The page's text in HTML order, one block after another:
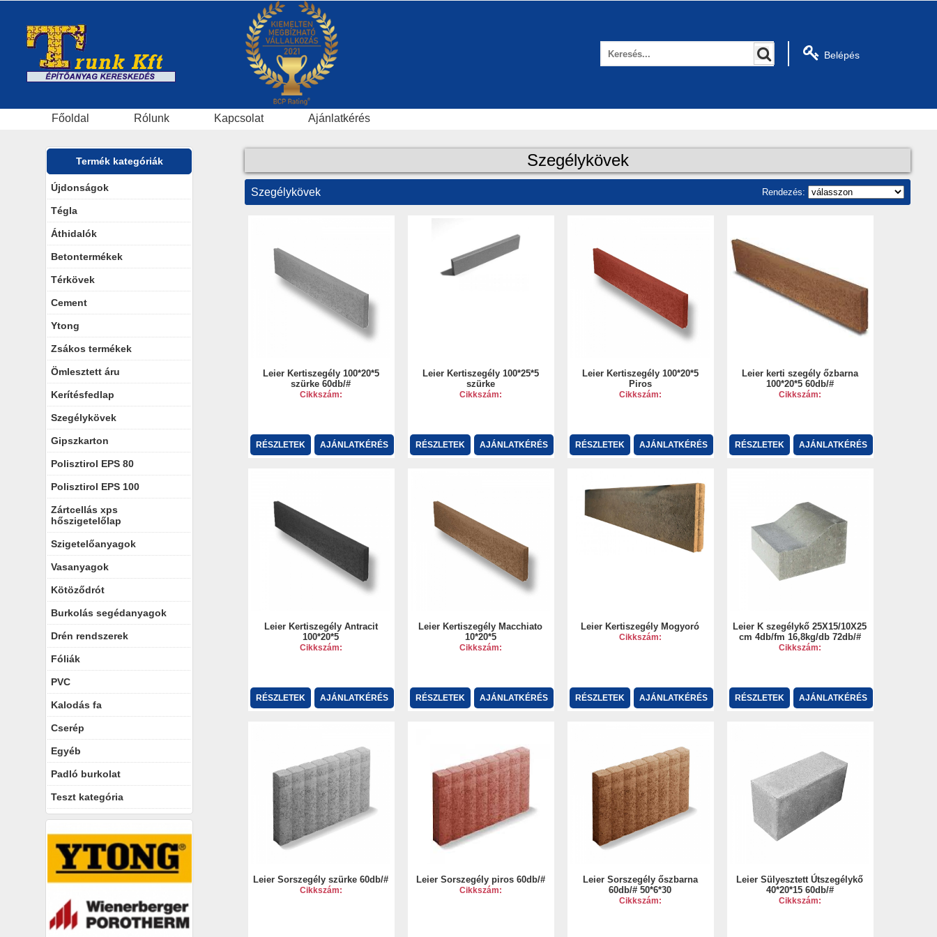
Belépés
Főoldal Rólunk Kapcsolat Ajánlatkérés
Termék kategóriák
Újdonságok
Tégla
Áthidalók
Betontermékek
Térkövek
Cement
Ytong
Zsákos termékek
Ömlesztett áru
Kerítésfedlap
Szegélykövek
Gipszkarton
Polisztirol EPS 80
Polisztirol EPS 100
Zártcellás xps
hőszigetelőlap
Szigetelőanyagok
Vasanyagok
Kötöződrót
Burkolás segédanyagok
Drén rendszerek
Fóliák
PVC
Kalodás fa
Cserép
Egyéb
Padló burkolat
Teszt kategória
Szegélykövek
Rendezés:
Szegélykövek
Leier Kertiszegély 100*20*5
szürke 60db/#
Cikkszám:
RÉSZLETEK AJÁNLATKÉRÉS
Leier Kertiszegély 100*25*5
szürke
Cikkszám:
RÉSZLETEK AJÁNLATKÉRÉS
Leier Kertiszegély 100*20*5
Piros
Cikkszám:
RÉSZLETEK AJÁNLATKÉRÉS
Leier kerti szegély őzbarna
100*20*5 60db/#
Cikkszám:
RÉSZLETEK AJÁNLATKÉRÉS
Leier Kertiszegély Antracit
100*20*5
Cikkszám:
RÉSZLETEK AJÁNLATKÉRÉS
Leier Kertiszegély Macchiato
10*20*5
Cikkszám:
RÉSZLETEK AJÁNLATKÉRÉS
Leier Kertiszegély Mogyoró
Cikkszám:
RÉSZLETEK AJÁNLATKÉRÉS
Leier K szegélykő 25X15/10X25
cm 4db/fm 16,8kg/db 72db/#
Cikkszám:
RÉSZLETEK AJÁNLATKÉRÉS
Leier Sorszegély szürke 60db/#
Cikkszám:
Leier Sorszegély piros 60db/#
Cikkszám:
Leier Sorszegély őszbarna
60db/# 50*6*30
Cikkszám:
Leier Sülyesztett Útszegélykő
40*20*15 60db/#
Cikkszám: